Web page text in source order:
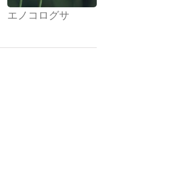
エノコログサ